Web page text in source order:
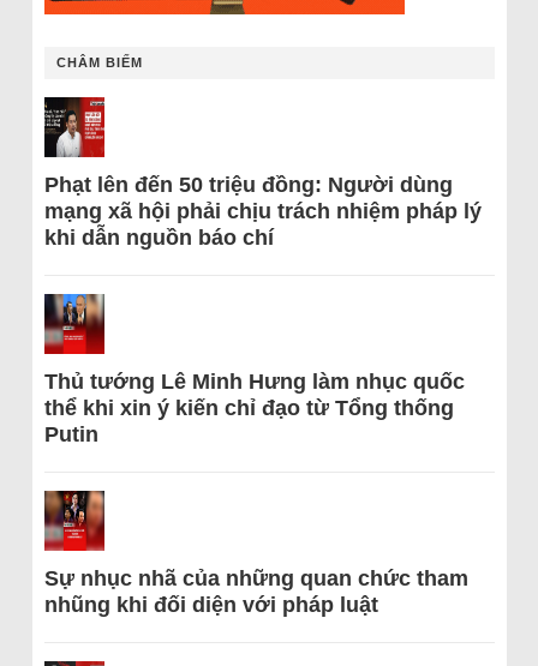
CHÂM BIẾM
Phạt lên đến 50 triệu đồng: Người dùng
mạng xã hội phải chịu trách nhiệm pháp lý
khi dẫn nguồn báo chí
Thủ tướng Lê Minh Hưng làm nhục quốc
thể khi xin ý kiến chỉ đạo từ Tổng thống
Putin
Sự nhục nhã của những quan chức tham
nhũng khi đối diện với pháp luật